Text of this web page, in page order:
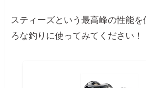
スティーズという最高峰の性能を
ろな釣りに使ってみてください！